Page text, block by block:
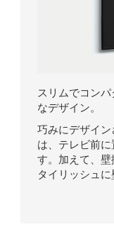
スリムでコン
なデザイン。
巧みにデザイ
は、テレビ前
す。加えて、
タイリッシュに